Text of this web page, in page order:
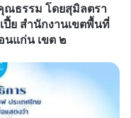
ณธรรม โดยสุมิลตรา
ปี้ย สำนักงานเขตพื้นที่
แก่น เขต ๒